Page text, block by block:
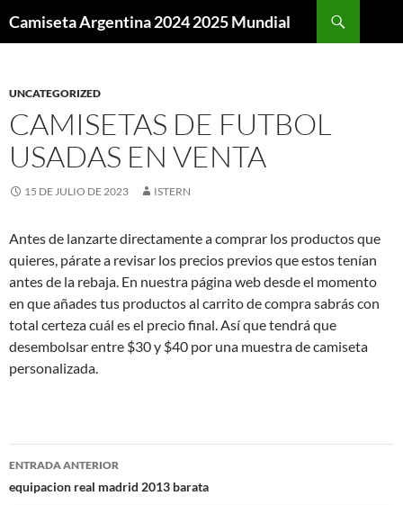
Camiseta Argentina 2024 2025 Mundial
UNCATEGORIZED
CAMISETAS DE FUTBOL
USADAS EN VENTA
15 DE JULIO DE 2023 ISTERN
Antes de lanzarte directamente a comprar los productos que
quieres, párate a revisar los precios previos que estos tenían
antes de la rebaja. En nuestra página web desde el momento
en que añades tus productos al carrito de compra sabrás con
total certeza cuál es el precio final. Así que tendrá que
desembolsar entre $30 y $40 por una muestra de camiseta
personalizada.
Navegación
de
ENTRADA ANTERIOR
equipacion real madrid 2013 barata